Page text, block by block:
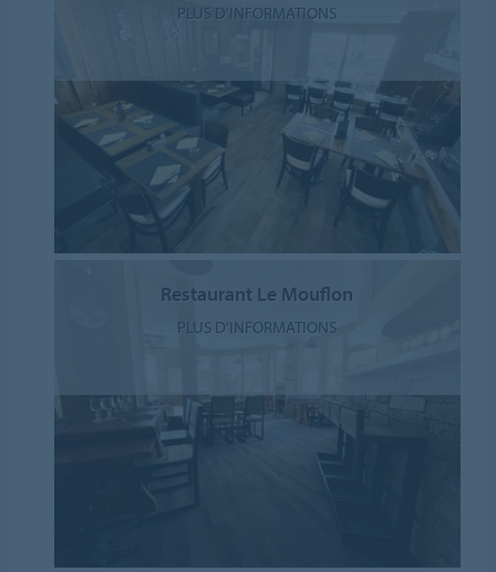
PLUS D'INFORMATIONS
Restaurant Le Mouflon
PLUS D'INFORMATIONS